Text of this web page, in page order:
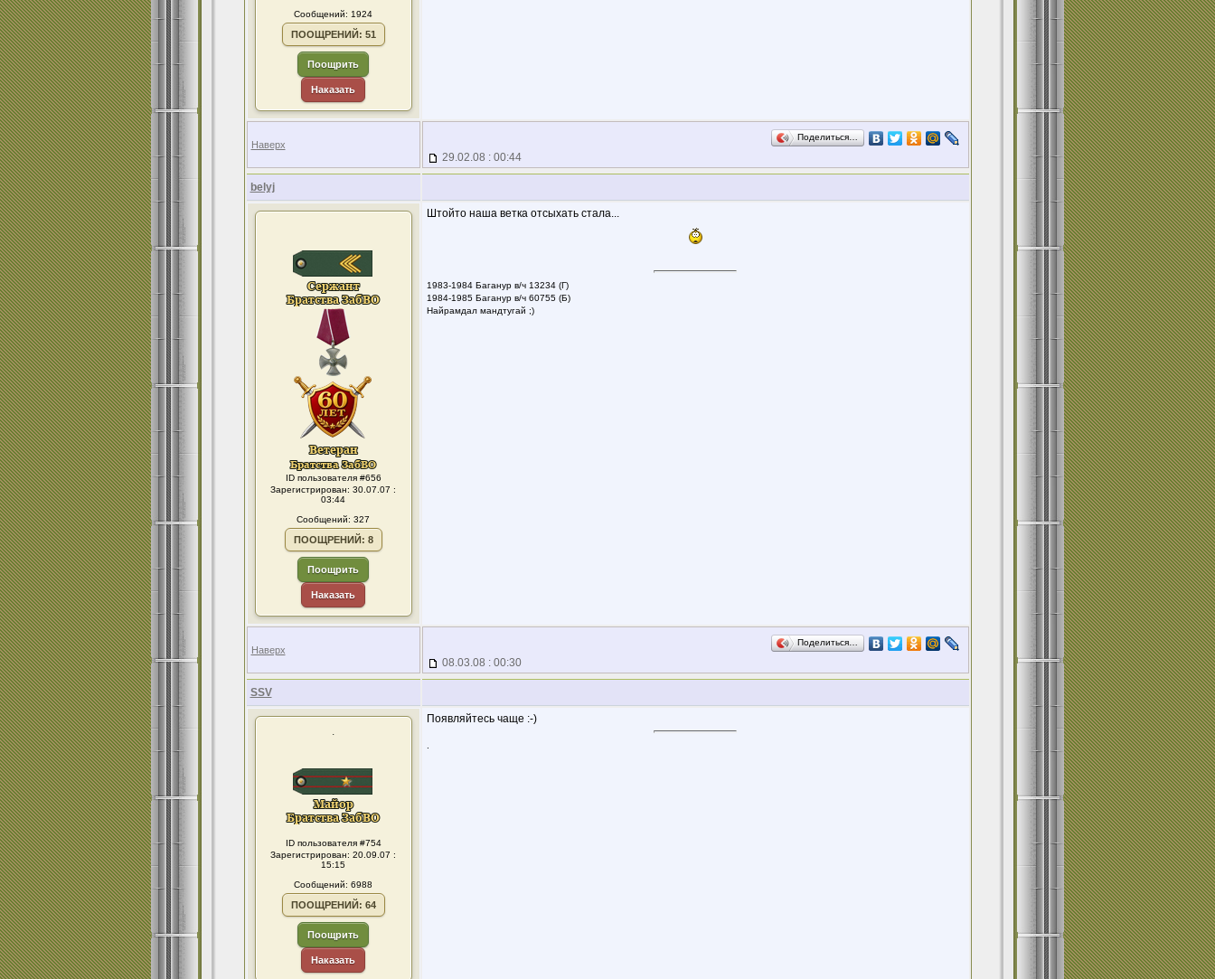
Сообщений: 1924
ПООЩРЕНИЙ: 51
Поощрить
Наказать
Наверх
Поделиться…
29.02.08 : 00:44
belyj
ID пользователя #656
Зарегистрирован: 30.07.07 :
03:44
Сообщений: 327
ПООЩРЕНИЙ: 8
Поощрить
Наказать
Штойто наша ветка отсыхать стала...
1983-1984 Баганур в/ч 13234 (Г)
1984-1985 Баганур в/ч 60755 (Б)
Найрамдал мандтугай ;)
Наверх
Поделиться…
08.03.08 : 00:30
SSV
.
ID пользователя #754
Зарегистрирован: 20.09.07 :
15:15
Сообщений: 6988
ПООЩРЕНИЙ: 64
Поощрить
Наказать
Появляйтесь чаще :-)